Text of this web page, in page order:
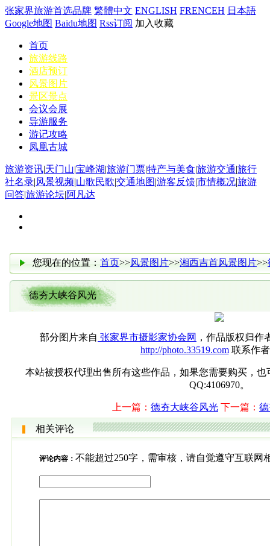
张家界旅游首选品牌 繁體中文 ENGLISH FRENCEH 日本語
Google地图 Baidu地图 Rss订阅 加入收藏
首页
旅游线路
酒店预订
风景图片
景区景点
会议会展
导游服务
游记攻略
凤凰古城
旅游资讯|天门山|宝峰湖|旅游门票|特产与美食|旅游交通|旅行
社名录|风景视频|山歌民歌|交通地图|游客反馈|市情概况|旅游
问答|旅游论坛|阿凡达
您现在的位置： 首页>>风景图片>>湘西吉首风景图片>>
德夯大峡谷风光
部分图片来自 张家界市摄影家协会网 ，作品版权归作
http://photo.33519.com联系作
本站被授权代理出售所有这些作品，如果您需要购买，也
QQ:4106970。
上一篇： 德夯大峡谷风光 下一篇：
相关评论
评论内容： 不能超过250字，需审核，请自觉遵守互联网